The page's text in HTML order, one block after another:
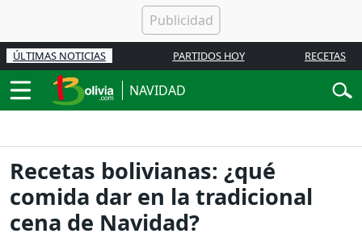
ÚLTIMAS NOTICIAS PARTIDOS HOY RECETAS
NAVIDAD
Recetas bolivianas: ¿qué
comida dar en la tradicional
cena de Navidad?